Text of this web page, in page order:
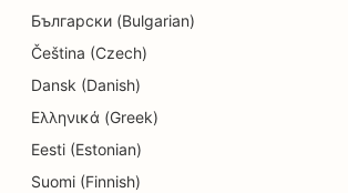
Български (Bulgarian)
Čeština (Czech)
Dansk (Danish)
Ελληνικά (Greek)
Eesti (Estonian)
Suomi (Finnish)